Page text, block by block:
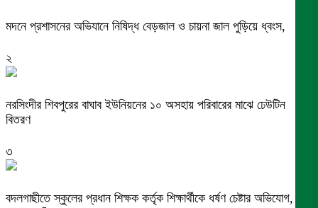
মদনে প্রশাসনের অভিযানে নিষিদ্ধ বেড়জাল ও চায়না জাল পুড়িয়ে ধ্বংস,
২
নরসিংদীর শিবপুরের বাঘাব ইউনিয়নের ১০ অসহায় পরিবারের মাঝে ঢেউটিন
বিতরণ
৩
বদলগাছীতে স্কুলের প্রধান শিক্ষক কর্তৃক শিক্ষার্থীকে ধর্ষণ চেষ্টার অভিযোগ,